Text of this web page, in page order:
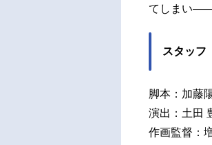
てしまい
スタッフ
脚本：加藤
演出：土田
作画監督：